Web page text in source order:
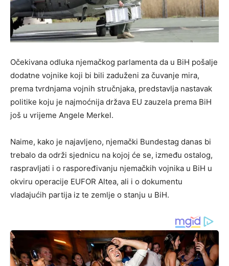
Očekivana odluka njemačkog parlamenta da u BiH pošalje
dodatne vojnike koji bi bili zaduženi za čuvanje mira,
prema tvrdnjama vojnih stručnjaka, predstavlja nastavak
politike koju je najmoćnija država EU zauzela prema BiH
još u vrijeme Angele Merkel.
Naime, kako je najavljeno, njemački Bundestag danas bi
trebalo da održi sjednicu na kojoj će se, između ostalog,
raspravljati i o raspoređivanju njemačkih vojnika u BiH u
okviru operacije EUFOR Altea, ali i o dokumentu
vladajućih partija iz te zemlje o stanju u BiH.